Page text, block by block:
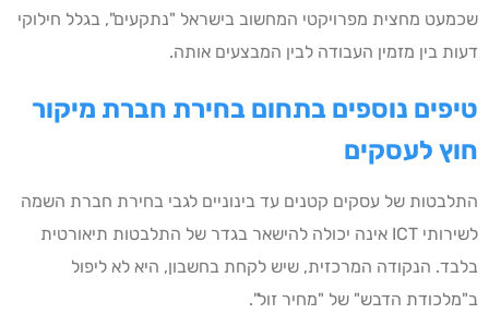
שכמעט מחצית מפרויקטי המחשוב בישראל "נתקעים", בגלל חילוקי
דעות בין מזמין העבודה לבין המבצעים אותה.
טיפים נוספים בתחום בחירת חברת מיקור
חוץ לעסקים
התלבטות של עסקים קטנים עד בינוניים לגבי בחירת חברת השמה
לשירותי ICT אינה יכולה להישאר בגדר של התלבטות תיאורטית
בלבד. הנקודה המרכזית, שיש לקחת בחשבון, היא לא ליפול
ב"מלכודת הדבש" של "מחיר זול".